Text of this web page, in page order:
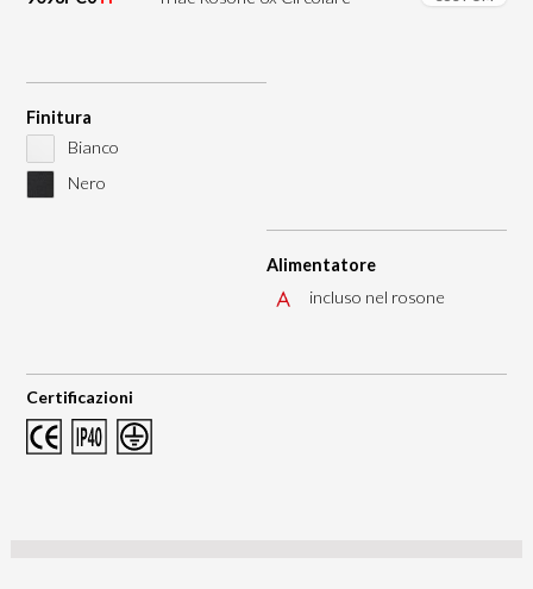
Finitura
Bianco
Nero
Alimentatore
incluso nel rosone
Certificazioni